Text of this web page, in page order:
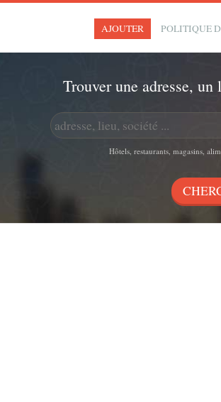
AJOUTER POLITIQUE
Trouver une adresse,
Hôtels, restaurants, magasins,